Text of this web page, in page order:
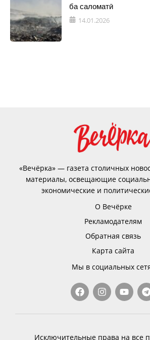
ба саломатӣ
14.01.2026
«Вечёрка» — газета столичных
материалы, освещающие
экономические и
О Вечёрке
Рекламодателям
Обратная связь
Карта сайта
Мы в социальных
Исключительные права на все